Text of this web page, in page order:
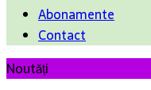
Abonamente
Contact
Noutăți